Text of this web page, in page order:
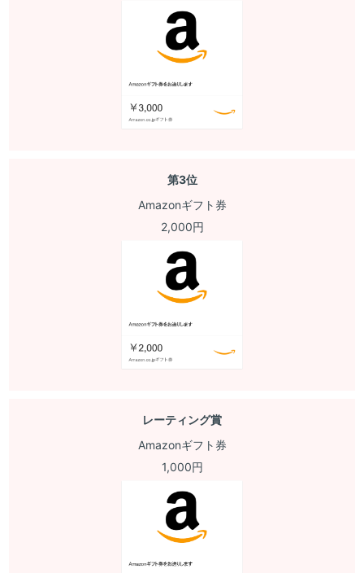
第3位
Amazonギフト券
2,000円
レーティング賞
Amazonギフト券
1,000円